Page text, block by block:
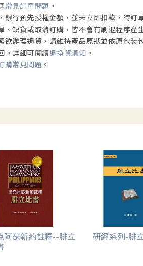
常見訂單問題 。
銀行預先授權金額，並未立即扣款，待
、缺貨或取消訂購，皆不會有刷退程序產
欲辦理退貨，請維持產品原狀並依原包
。詳細可閱讀退換貨須知 。
購常見問題 。
阿瑟新約註釋--腓立 研經系列-腓